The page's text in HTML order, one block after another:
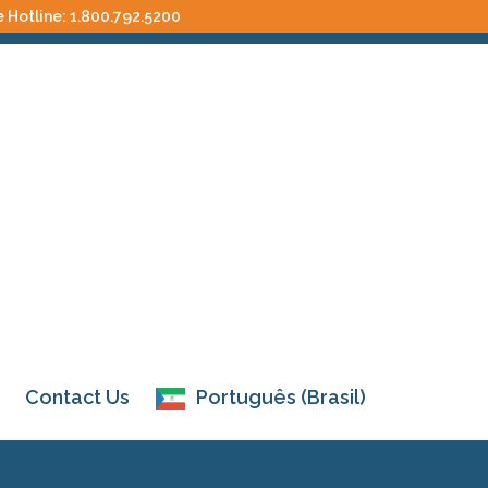
Hotline: 1.800.792.5200
Contact Us Português (Brasil)